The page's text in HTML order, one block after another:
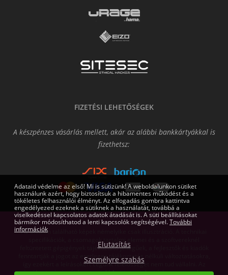
FIZETÉSI LEHETŐSÉGEK
A készpénzes vásárlás mellett, akár az alábbi bankkártyákkal is
fizethetsz:
Az oldalon található képek némelyike csak illusztráció. A technikai
specifikációk, a csomagok tartalmi elemei és a szoftvereknél
feltüntetett gépigények tájékoztató jellegűek, a fejlesztők és kiadók
fenntartják a jogot az esetleges tájékoztatás nélküli változtatásokra,
így ezekért a leírásokért cégünk felelősséget nem tud vállalni. Az
árváltoztatás jogát fenntartjuk! Az itt megjelent írásos anyagok a
Adataid védelme az első! Mi is sütizünk! A weboldalunkon sütiket
használunk azért, hogy biztosítsuk a hibamentes működést és a
tökéletes felhasználói élményt. Az elfogadás gombra kattintva
engedélyezed ezeknek a sütiknek a használatát, továbbá a
viselkedéssel kapcsolatos adatok átadását is. A süti beállításokat
bármikor módosíthatod a lenti kapcsolók segítségével.További
információk
Elutasítás
Személyre szabás